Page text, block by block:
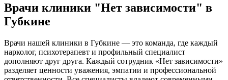
Врачи клиники "Нет зависимости" в
Губкине
Врачи нашей клиники в Губкине — это команда, где каждый
нарколог, психотерапевт и профильный специалист
дополняют друг друга. Каждый сотрудник «Нет зависимости»
разделяет ценности уважения, эмпатии и профессиональной